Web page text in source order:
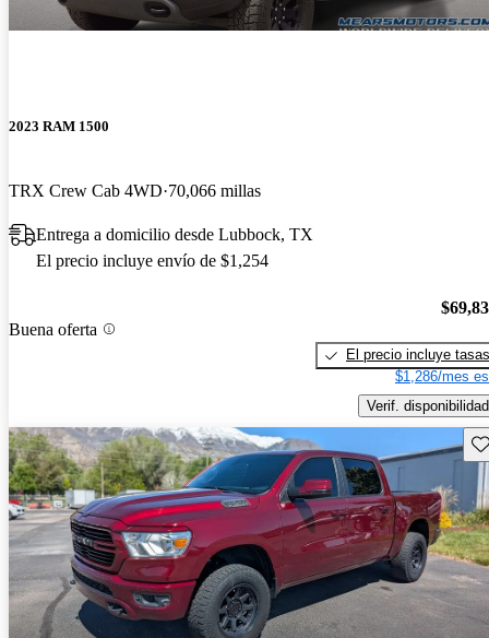
2023 RAM 1500
TRX Crew Cab 4WD 70,066 millas
Entrega a domicilio desde Lubbock, TX
El precio incluye envío de $1,254
Buena oferta
El precio incluye tasas
$1,286/mes
Verif. disponibilidad